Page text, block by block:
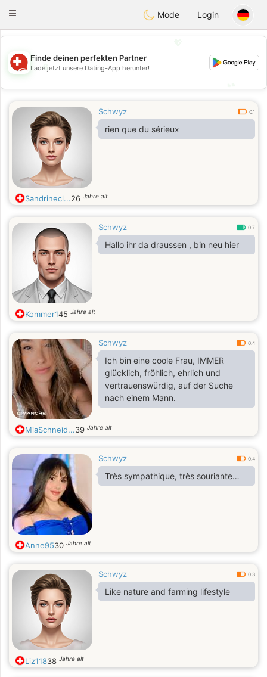
Suissi
Toggle
Mode Login
💖
💕
Finde deinen perfekten Partner
Lade jetzt unsere Dating-App herunter!
Schwyz 0.1
rien que du sérieux
Sandrinecl...26 Jahre alt
Schwyz 0.7
Hallo ihr da draussen , bin neu hier
Kommer145 Jahre alt
Schwyz 0.4
Ich bin eine coole Frau, IMMER
glücklich, fröhlich, ehrlich und
vertrauenswürdig, auf der Suche
nach einem Mann.
MiaSchneid...39 Jahre alt
Schwyz 0.4
Très sympathique, très souriante…
Anne9530 Jahre alt
Schwyz 0.3
Like nature and farming lifestyle
Liz11838 Jahre alt